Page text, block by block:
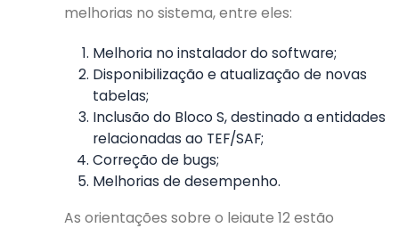
melhorias no sistema, entre eles:
Melhoria no instalador do software;
Disponibilização e atualização de novas
tabelas;
Inclusão do Bloco S, destinado a entidades
relacionadas ao TEF/SAF;
Correção de bugs;
Melhorias de desempenho.
As orientações sobre o leiaute 12 estão